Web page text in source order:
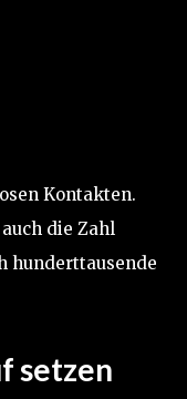
Kontakten.
die Zahl
hunderttausende
setzen